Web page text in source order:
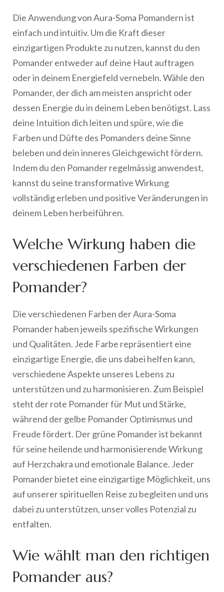
Die Anwendung von Aura-Soma Pomandern ist
einfach und intuitiv. Um die Kraft dieser
einzigartigen Produkte zu nutzen, kannst du den
Pomander entweder auf deine Haut auftragen
oder in deinem Energiefeld vernebeln. Wähle den
Pomander, der dich am meisten anspricht oder
dessen Energie du in deinem Leben benötigst. Lass
deine Intuition dich leiten und spüre, wie die
Farben und Düfte des Pomanders deine Sinne
beleben und dein inneres Gleichgewicht fördern.
Indem du den Pomander regelmässig anwendest,
kannst du seine transformative Wirkung
vollständig erleben und positive Veränderungen in
deinem Leben herbeiführen.
Welche Wirkung haben die
verschiedenen Farben der
Pomander?
Die verschiedenen Farben der Aura-Soma
Pomander haben jeweils spezifische Wirkungen
und Qualitäten. Jede Farbe repräsentiert eine
einzigartige Energie, die uns dabei helfen kann,
verschiedene Aspekte unseres Lebens zu
unterstützen und zu harmonisieren. Zum Beispiel
steht der rote Pomander für Mut und Stärke,
während der gelbe Pomander Optimismus und
Freude fördert. Der grüne Pomander ist bekannt
für seine heilende und harmonisierende Wirkung
auf Herzchakra und emotionale Balance. Jeder
Pomander bietet eine einzigartige Möglichkeit, uns
auf unserer spirituellen Reise zu begleiten und uns
dabei zu unterstützen, unser volles Potenzial zu
entfalten.
Wie wählt man den richtigen
Pomander aus?